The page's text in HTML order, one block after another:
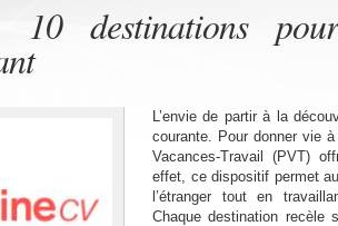
destinations
L’envie de partir à la
courante. Pour donner vie
Vacances-Travail (PVT)
effet, ce dispositif permet
l’étranger tout en
Chaque destination recèle